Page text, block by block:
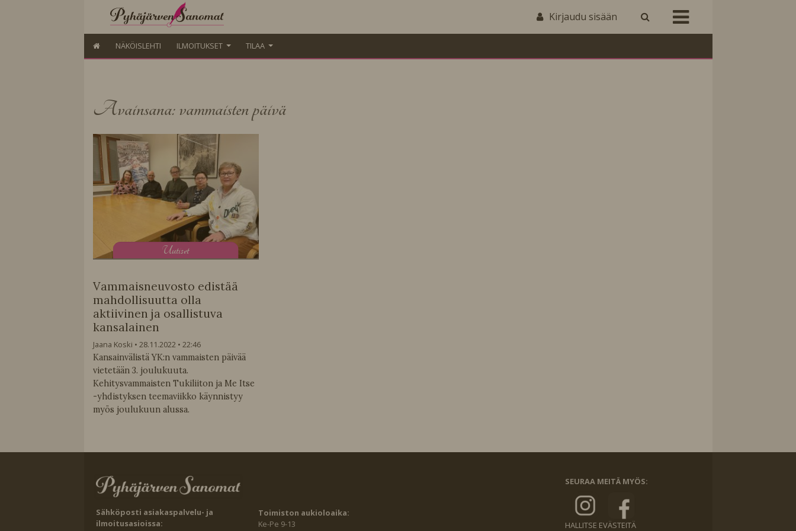
Kirjaudu sisään
NÄKÖISLEHTI ILMOITUKSET TILAA
Avainsana: vammaisten päivä
Uutiset
Vammaisneuvosto edistää
mahdollisuutta olla
aktiivinen ja osallistuva
kansalainen
Jaana Koski 28.11.2022
22:46
Kansainvälistä YK:n vammaisten päivää
vietetään 3. joulukuuta.
Kehitysvammaisten Tukiliiton ja Me Itse
-yhdistyksen teemaviikko käynnistyy
myös joulukuun alussa.
Sähköposti asiakaspalvelu- ja
ilmoitusasioissa:
Toimiston aukioloaika:
Ke-Pe 9-13
SEURAA MEITÄ MYÖS:
HALLITSE EVÄSTEITÄ